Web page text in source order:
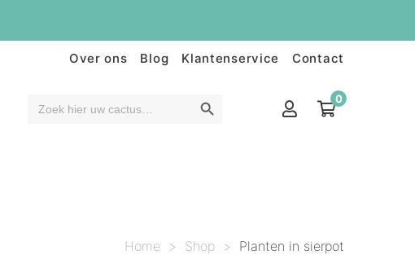
Over ons Blog Klantenservice Contact
0
Home > Shop > Planten in sierpot